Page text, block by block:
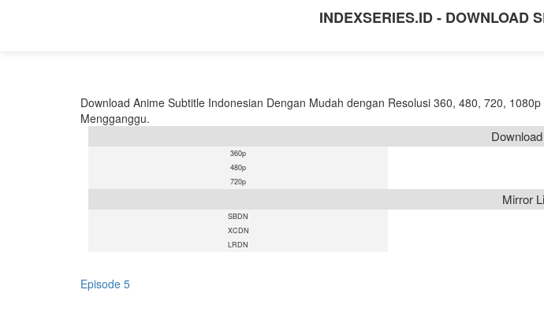
INDEXSERIES.ID - DOWNLOAD
Download Anime Subtitle Indonesian Dengan Mudah dengan Resolusi 360, 480, 720,
Mengganggu.
360p
480p
720p
Mirror
SBDN
XCDN
LRDN
Episode 5